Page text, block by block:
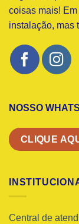
coisas mais!
instalação, mas
NOSSO
CLIQUE
Central de